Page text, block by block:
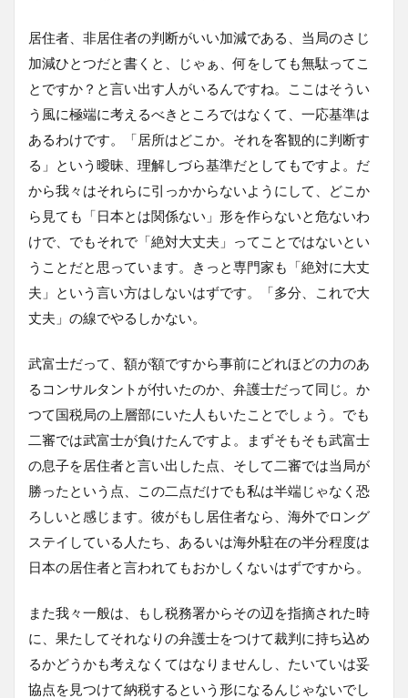
居住者、非居住者の判断がいい加減である、当局のさじ
加減ひとつだと書くと、じゃぁ、何をしても無駄ってこ
とですか？と言い出す人がいるんですね。ここはそうい
う風に極端に考えるべきところではなくて、一応基準は
あるわけです。「居所はどこか。それを客観的に判断す
る」という曖昧、理解しづら基準だとしてもですよ。だ
から我々はそれらに引っかからないようにして、どこか
ら見ても「日本とは関係ない」形を作らないと危ないわ
けで、でもそれで「絶対大丈夫」ってことではないとい
うことだと思っています。きっと専門家も「絶対に大丈
夫」という言い方はしないはずです。「多分、これで大
丈夫」の線でやるしかない。
武富士だって、額が額ですから事前にどれほどの力のあ
るコンサルタントが付いたのか、弁護士だって同じ。か
つて国税局の上層部にいた人もいたことでしょう。でも
二審では武富士が負けたんですよ。まずそもそも武富士
の息子を居住者と言い出した点、そして二審では当局が
勝ったという点、この二点だけでも私は半端じゃなく恐
ろしいと感じます。彼がもし居住者なら、海外でロング
ステイしている人たち、あるいは海外駐在の半分程度は
日本の居住者と言われてもおかしくないはずですから。
また我々一般は、もし税務署からその辺を指摘された時
に、果たしてそれなりの弁護士をつけて裁判に持ち込め
るかどうかも考えなくてはなりませんし、たいていは妥
協点を見つけて納税するという形になるんじゃないでし